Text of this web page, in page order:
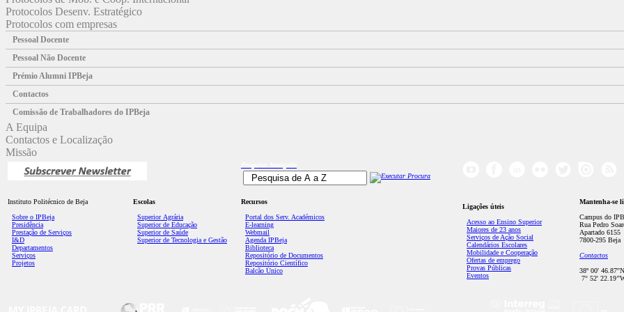
Protocolos Desenv. Estratégico
Protocolos com empresas
Pessoal Docente
Pessoal Não Docente
Prémio Alumni IPBeja
Contactos
Comissão de Trabalhadores do IPBeja
A Equipa
Contactos e Localização
Missão
Instituto Politécnico de Beja
Sobre o IPBeja
Presidência
Prestação de Serviços
I&D
Departamentos
Serviços
Projetos
Escolas
Superior Agrária
Superior de Educação
Superior de Saúde
Superior de Tecnologia e Gestão
Recursos
Portal dos Serv. Académicos
E-learning
Webmail
Agenda IPBeja
Biblioteca
Repositório de Documentos
Repositório Científico
Balcão Único
Ligações úteis
Acesso ao Ensino Superior
Maiores de 23 anos
Serviços de Ação Social
Calendários Escolares
Mobilidade e Cooperação
Ofertas de emprego
Provas Públicas
Eventos
Mantenha-se
Campus do
Rua Pedro
Apartado 6155
7800-295 Beja
Contactos
38º 00' 46.87''N
7° 52'